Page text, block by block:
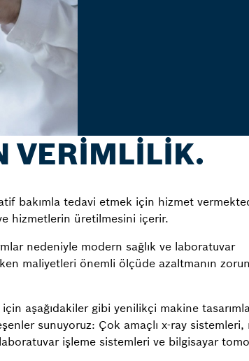
VERİMLİLİK.
bakımla tedavi etmek için hizmet
hizmetlerin üretilmesini içerir.
nedeniyle modern sağlık ve laboratuvar
maliyetleri önemli ölçüde azaltmanın
aşağıdakiler gibi yenilikçi makine
sunuyoruz: Çok amaçlı x-ray sistemleri,
işleme sistemleri ve bilgisayar